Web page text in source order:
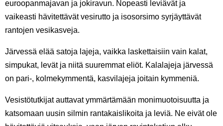
euroopanmajavan ja jokiravun. Nopeasti leviävät ja
vaikeasti hävitettävät vesirutto ja isosorsimo syrjäyttävät
rantojen vesikasveja.
Järvessä elää satoja lajeja, vaikka laskettaisiin vain kalat,
simpukat, levät ja niitä suuremmat eliöt. Kalalajeja järvessä
on pari-, kolmekymmentä, kasvilajeja joitain kymmeniä.
Vesistötutkijat auttavat ymmärtämään monimuotoisuutta ja
katsomaan uusin silmin rantakaislikoita ja leviä. Ne eivät ole